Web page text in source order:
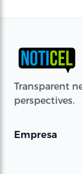
Transparent
perspectives.
Empresa